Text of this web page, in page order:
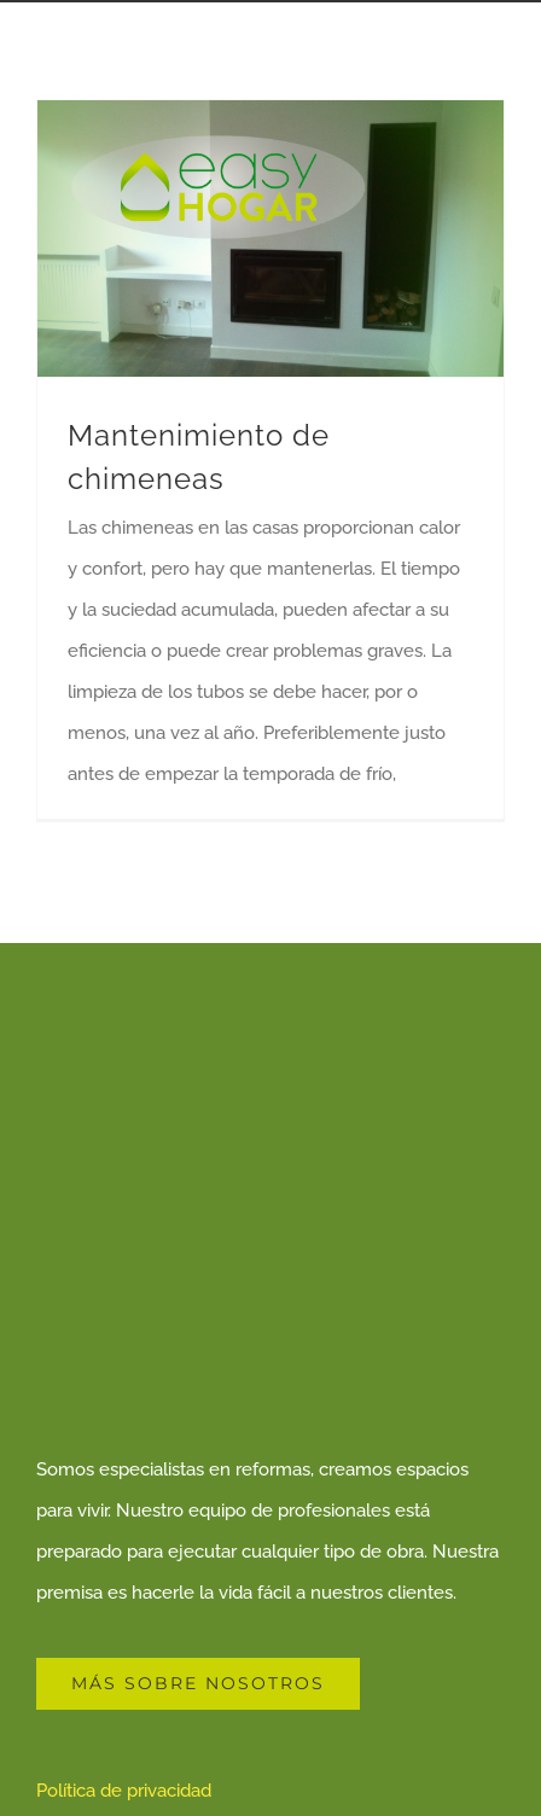
Mantenimiento de
chimeneas
Las chimeneas en las casas proporcionan calor
y confort, pero hay que mantenerlas. El tiempo
y la suciedad acumulada, pueden afectar a su
eficiencia o puede crear problemas graves. La
limpieza de los tubos se debe hacer, por o
menos, una vez al año. Preferiblemente justo
antes de empezar la temporada de frío,
Somos especialistas en reformas, creamos espacios
para vivir. Nuestro equipo de profesionales está
preparado para ejecutar cualquier tipo de obra. Nuestra
premisa es hacerle la vida fácil a nuestros clientes.
MÁS SOBRE NOSOTROS
Política de privacidad